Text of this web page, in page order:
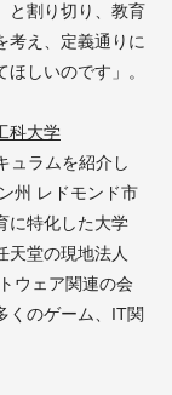
と割り切り、教育
考え、定義通りに
しいのです」。
科大学
ュラムを紹介し
州 レドモンド市
に特化した大学
天堂の現地法人
ウェア関連の会
くのゲーム、IT関